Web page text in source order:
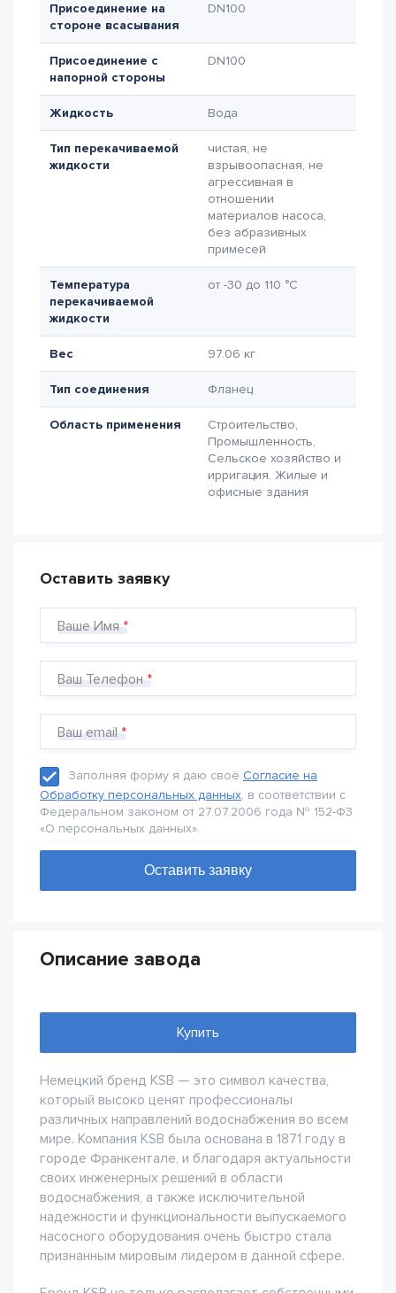
Присоединение на
стороне всасывания
DN100
Присоединение с
напорной стороны
DN100
Жидкость Вода
Тип перекачиваемой
жидкости
чистая, не
взрывоопасная, не
агрессивная в
отношении
материалов насоса,
без абразивных
примесей
Температура
перекачиваемой
жидкости
от -30 до 110 °C
Вес 97.06 кг
Тип соединения Фланец
Область применения
Строительство,
Промышленность,
Сельское хозяйство и
ирригация, Жилые и
офисные здания
Оставить заявку
Ваше Имя
Ваш Телефон
Ваш email
Заполняя форму я даю своё Согласие на
Обработку персональных данных, в соответствии с
Федеральном законом от 27.07.2006 года № 152-Ф3
«О персональных данных».
Описание завода
Купить
Немецкий бренд KSB — это символ качества,
который высоко ценят профессионалы
различных направлений водоснабжения во всем
мире. Компания KSB была основана в 1871 году в
городе Франкентале, и благодаря актуальности
своих инженерных решений в области
водоснабжения, а также исключительной
надежности и функциональности выпускаемого
насосного оборудования очень быстро стала
признанным мировым лидером в данной сфере.